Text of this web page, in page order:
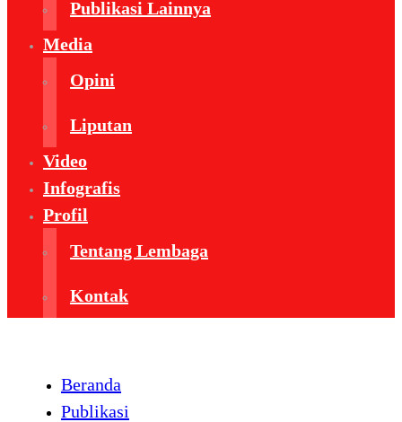
Publikasi Lainnya
Media
Opini
Liputan
Video
Infografis
Profil
Tentang Lembaga
Kontak
Beranda
Publikasi